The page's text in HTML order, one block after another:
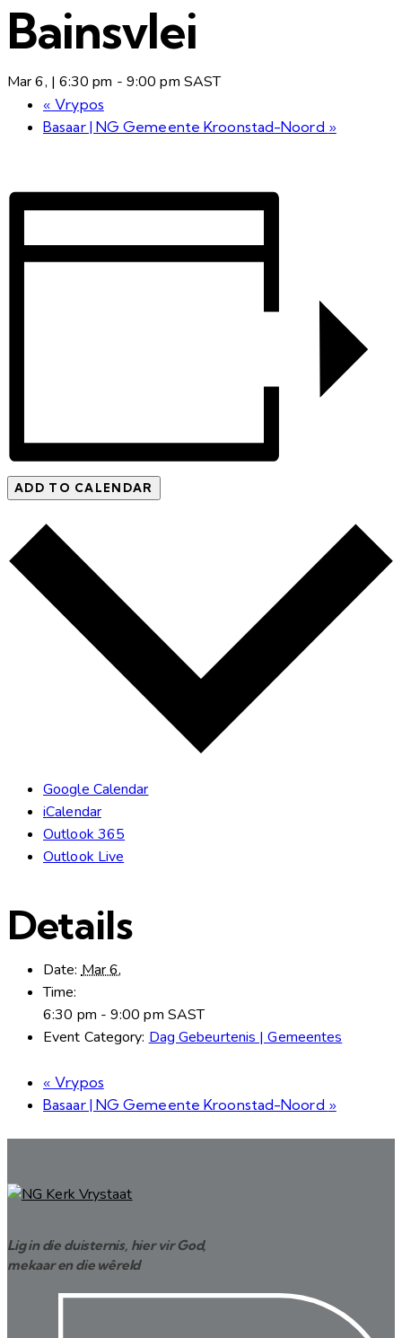
Bainsvlei
Mar 6, | 6:30 pm - 9:00 pm SAST
« Vrypos
Basaar | NG Gemeente Kroonstad-Noord »
ADD TO CALENDAR
Google Calendar
iCalendar
Outlook 365
Outlook Live
Details
Date: Mar 6,
Time:
6:30 pm - 9:00 pm SAST
Event Category: Dag Gebeurtenis | Gemeentes
« Vrypos
Basaar | NG Gemeente Kroonstad-Noord »
Lig in die duisternis, hier vir God,
mekaar en die wêreld